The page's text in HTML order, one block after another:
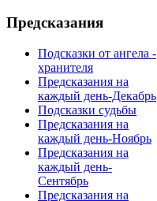
Предсказания
Подсказки от ангела -
хранителя
Предсказания на
каждый день-Декабрь
Подсказки судьбы
Предсказания на
каждый день-Ноябрь
Предсказания на
каждый день-
Сентябрь
Предсказания на